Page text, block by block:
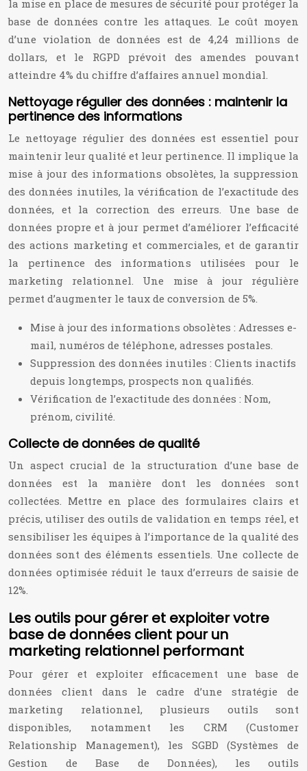
la mise en place de mesures de sécurité pour protéger la
base de données contre les attaques. Le coût moyen
d’une violation de données est de 4,24 millions de
dollars, et le RGPD prévoit des amendes pouvant
atteindre 4% du chiffre d’affaires annuel mondial.
Nettoyage régulier des données : maintenir la
pertinence des informations
Le nettoyage régulier des données est essentiel pour
maintenir leur qualité et leur pertinence. Il implique la
mise à jour des informations obsolètes, la suppression
des données inutiles, la vérification de l’exactitude des
données, et la correction des erreurs. Une base de
données propre et à jour permet d’améliorer l’efficacité
des actions marketing et commerciales, et de garantir
la pertinence des informations utilisées pour le
marketing relationnel. Une mise à jour régulière
permet d’augmenter le taux de conversion de 5%.
Mise à jour des informations obsolètes : Adresses e-
mail, numéros de téléphone, adresses postales.
Suppression des données inutiles : Clients inactifs
depuis longtemps, prospects non qualifiés.
Vérification de l’exactitude des données : Nom,
prénom, civilité.
Collecte de données de qualité
Un aspect crucial de la structuration d’une base de
données est la manière dont les données sont
collectées. Mettre en place des formulaires clairs et
précis, utiliser des outils de validation en temps réel, et
sensibiliser les équipes à l’importance de la qualité des
données sont des éléments essentiels. Une collecte de
données optimisée réduit le taux d’erreurs de saisie de
12%.
Les outils pour gérer et exploiter votre
base de données client pour un
marketing relationnel performant
Pour gérer et exploiter efficacement une base de
données client dans le cadre d’une stratégie de
marketing relationnel, plusieurs outils sont
disponibles, notamment les CRM (Customer
Relationship Management), les SGBD (Systèmes de
Gestion de Base de Données), les outils